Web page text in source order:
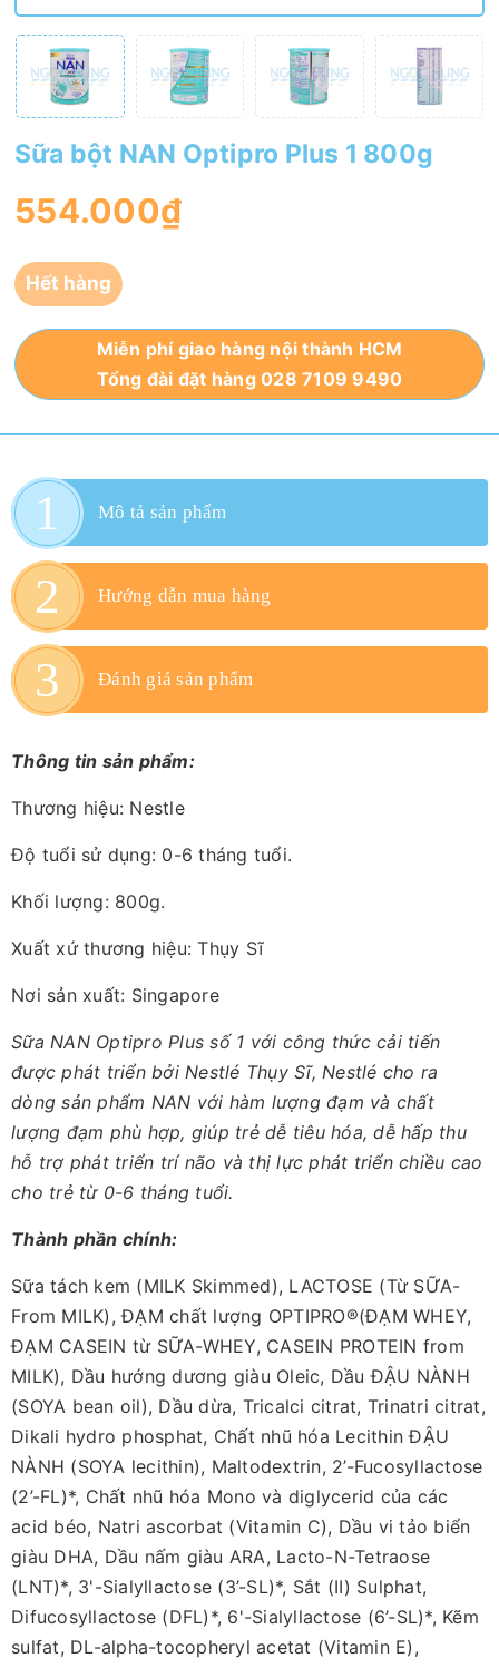
Sữa bột NAN Optipro Plus 1 800g
554.000₫
Hết hàng
Miễn phí giao hàng nội thành HCM
Tổng đài đặt hàng 028 7109 9490
Mô tả sản phẩm
Hướng dẫn mua hàng
Đánh giá sản phẩm
Thông tin sản phẩm:
Thương hiệu: Nestle
Độ tuổi sử dụng: 0-6 tháng tuổi.
Khối lượng: 800g.
Xuất xứ thương hiệu: Thụy Sĩ
Nơi sản xuất: Singapore
Sữa NAN Optipro Plus số 1 với công thức cải tiến
được phát triển bởi Nestlé Thụy Sĩ, Nestlé cho ra
dòng sản phẩm NAN với hàm lượng đạm và chất
lượng đạm phù hợp, giúp trẻ dễ tiêu hóa, dễ hấp thu
hỗ trợ phát triển trí não và thị lực phát triển chiều cao
cho trẻ từ 0-6 tháng tuổi.
Thành phần chính:
Sữa tách kem (MILK Skimmed), LACTOSE (Từ SỮA-
From MILK), ĐẠM chất lượng OPTIPRO®(ĐẠM WHEY,
ĐẠM CASEIN từ SỮA-WHEY, CASEIN PROTEIN from
MILK), Dầu hướng dương giàu Oleic, Dầu ĐẬU NÀNH
(SOYA bean oil), Dầu dừa, Tricalci citrat, Trinatri citrat,
Dikali hydro phosphat, Chất nhũ hóa Lecithin ĐẬU
NÀNH (SOYA lecithin), Maltodextrin, 2’-Fucosyllactose
(2’-FL)*, Chất nhũ hóa Mono và diglycerid của các
acid béo, Natri ascorbat (Vitamin C), Dầu vi tảo biển
giàu DHA, Dầu nấm giàu ARA, Lacto-N-Tetraose
(LNT)*, 3'-Sialyllactose (3’-SL)*, Sắt (II) Sulphat,
Difucosyllactose (DFL)*, 6'-Sialyllactose (6’-SL)*, Kẽm
sulfat, DL-alpha-tocopheryl acetat (Vitamin E),